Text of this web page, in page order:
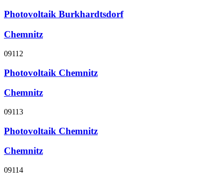
Photovoltaik Burkhardtsdorf
Chemnitz
09112
Photovoltaik Chemnitz
Chemnitz
09113
Photovoltaik Chemnitz
Chemnitz
09114